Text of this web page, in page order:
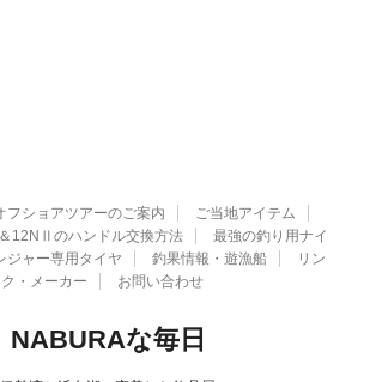
フショアツアーのご案内
ご当地アイテム
12NⅡのハンドル交換方法
最強の釣り用ナイ
ジャー専用タイヤ 釣果情報・遊漁船
リン
ク・メーカー
お問い合わせ
NABURAな毎日